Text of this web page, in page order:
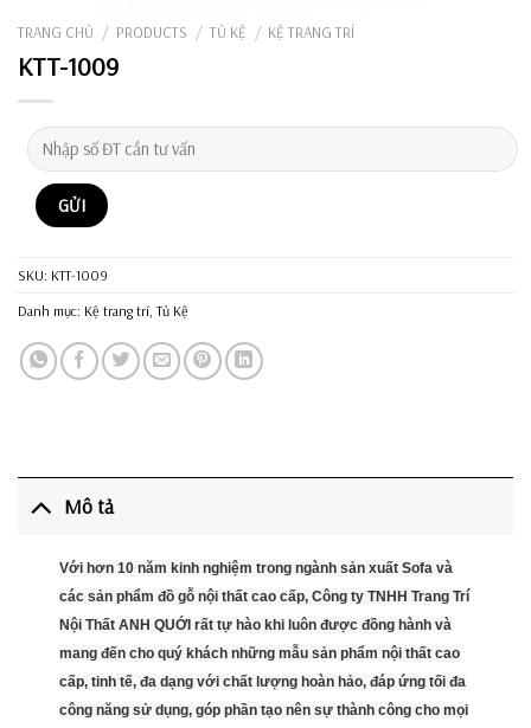
TRANG CHỦ / PRODUCTS / TỦ KỆ / KỆ TRANG TRÍ
KTT-1009
SKU: KTT-1009
Danh mục: Kệ trang trí ,Tủ Kệ
Mô tả
Với hơn 10 năm kinh nghiệm trong ngành sản xuất Sofa và
các sản phẩm đồ gỗ nội thất cao cấp, Công ty TNHH Trang Trí
Nội Thất ANH QUỚI rất tự hào khi luôn được đồng hành và
mang đến cho quý khách những mẫu sản phẩm nội thất cao
cấp, tinh tế, đa dạng với chất lượng hoàn hảo, đáp ứng tối đa
công năng sử dụng, góp phần tạo nên sự thành công cho mọi